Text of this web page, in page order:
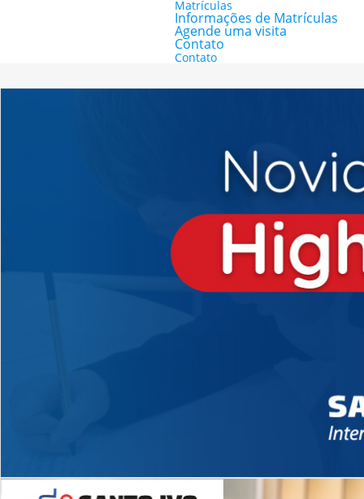
Matrículas
Informações de Matrículas
Agende uma visita
Contato
Contato
Novidades 2026 High School